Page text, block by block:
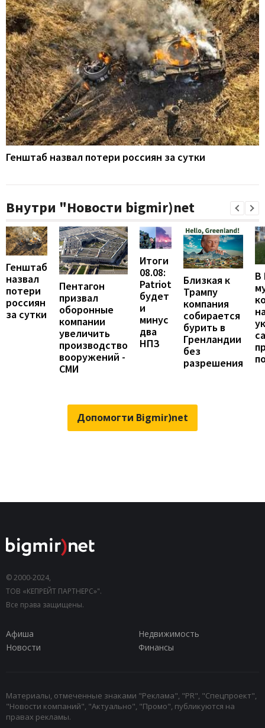
Генштаб назвал потери россиян за сутки
Внутри "Новости bigmir)net
Генштаб
назвал
потери
россиян
за сутки
Пентагон
призвал
оборонные
компании
увеличить
производство
вооружений -
СМИ
Итоги
08.08:
Patriot
будет
и
минус
два
НПЗ
Близкая к
Трампу
компания
собирается
бурить в
Гренландии
без
разрешения
В
Допомогти Bigmir)net
© 2000-2024,
ТОВ «КЕПРЕЙТ ПАРТНЕРС»".
Все права защищены.
Афиша
Недвижимость
Новости
Финансы
Материалы, отмеченные знаками "Реклама", "PR", "Спецпроект",
"Новости компаний", "Актуально", "Промо", публикуются на
правах рекламы.